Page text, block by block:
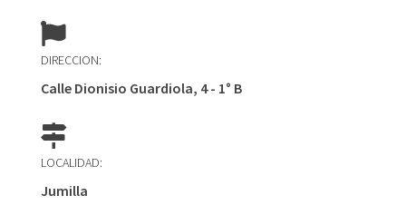
DIRECCION:
Calle Dionisio Guardiola, 4 - 1° B
LOCALIDAD:
Jumilla